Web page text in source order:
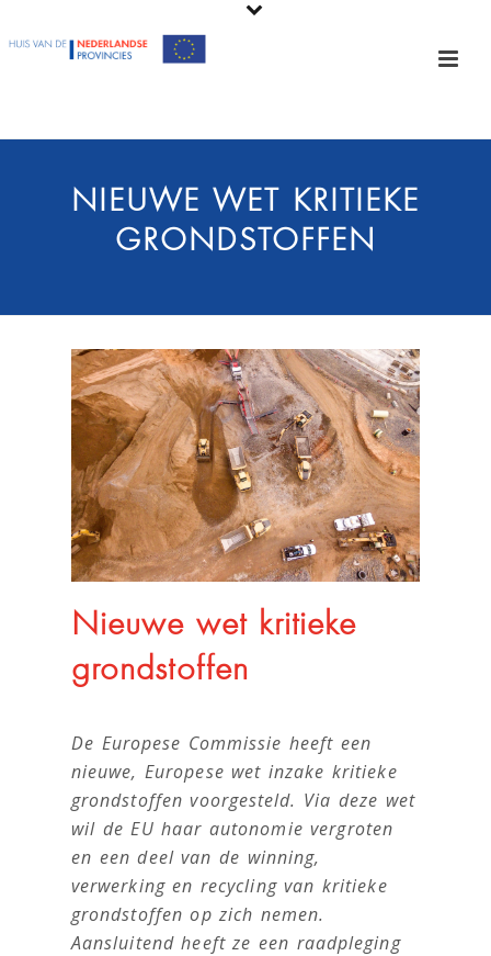
NIEUWE WET KRITIEKE
GRONDSTOFFEN
Nieuwe wet kritieke
grondstoffen
De Europese Commissie heeft een
nieuwe, Europese wet inzake kritieke
grondstoffen voorgesteld. Via deze wet
wil de EU haar autonomie vergroten
en een deel van de winning,
verwerking en recycling van kritieke
grondstoffen op zich nemen.
Aansluitend heeft ze een raadpleging